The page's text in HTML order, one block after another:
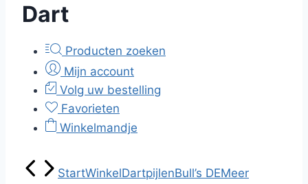
Dart
Producten zoeken
Mijn account
Volg uw bestelling
Favorieten
Winkelmandje
StartWinkelDartpijlenBull’s DEMeer